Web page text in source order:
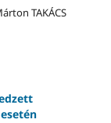
TAKÁCS